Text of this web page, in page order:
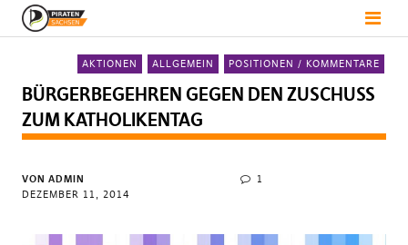
AKTIONEN ALLGEMEIN POSITIONEN / KOMMENTARE
BÜRGERBEGEHREN GEGEN DEN ZUSCHUSS
ZUM KATHOLIKENTAG
VON ADMIN
DEZEMBER 11, 2014
1